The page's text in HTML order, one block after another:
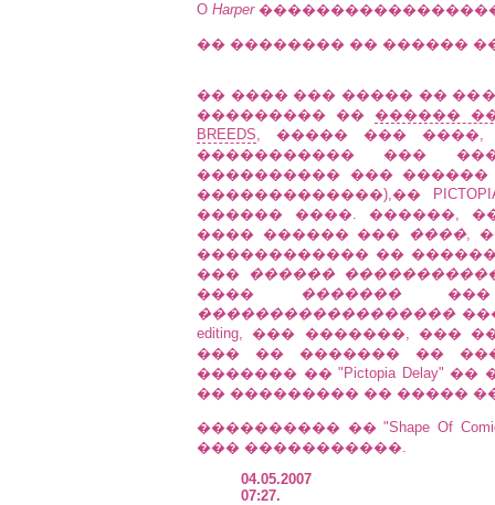
O Harper
�� �������� �� ������
�� ���� ��� ����� ��
��������� �� ������
BREEDS, ����� ��� ����,
����������� ���
���������� ��� ������
�������������),��
������ ����. ������,
���� ������ ��� ����,
������������ ��
��� ������
���� ����������
������������������
editing, ��� �������, ���
��� �� ������� ��
������� �� "Pictopia
�� ��������� �� �����
���������� �� "Shape Of
��� �����������.
04.05.2007
07:27.